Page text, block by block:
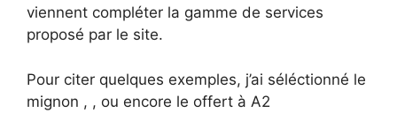
viennent compléter la gamme de services
proposé par le site.
Pour citer quelques exemples, j’ai séléctionné le
mignon , , ou encore le offert à A2